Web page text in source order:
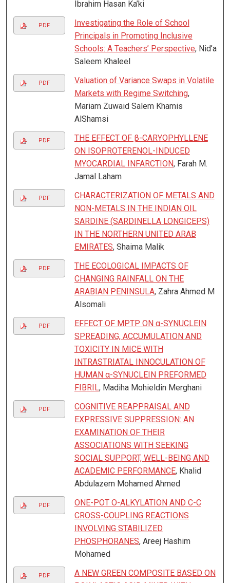
Ibrahim Hasan Ka’ki
PDF
Investigating the Role of School
Principals in Promoting Inclusive
Schools: A Teachers’ Perspective, Nid’a
Saleem Khaleel
PDF
Valuation of Variance Swaps in Volatile
Markets with Regime Switching,
Mariam Zuwaid Salem Khamis
AlShamsi
PDF
THE EFFECT OF β-CARYOPHYLLENE
ON ISOPROTERENOL-INDUCED
MYOCARDIAL INFARCTION, Farah M.
Jamal Laham
PDF
CHARACTERIZATION OF METALS AND
NON-METALS IN THE INDIAN OIL
SARDINE (SARDINELLA LONGICEPS)
IN THE NORTHERN UNITED ARAB
EMIRATES, Shaima Malik
PDF
THE ECOLOGICAL IMPACTS OF
CHANGING RAINFALL ON THE
ARABIAN PENINSULA, Zahra Ahmed M
Alsomali
PDF
EFFECT OF MPTP ON α-SYNUCLEIN
SPREADING, ACCUMULATION AND
TOXICITY IN MICE WITH
INTRASTRIATAL INNOCULATION OF
HUMAN α-SYNUCLEIN PREFORMED
FIBRIL, Madiha Mohieldin Merghani
PDF
COGNITIVE REAPPRAISAL AND
EXPRESSIVE SUPPRESSION: AN
EXAMINATION OF THEIR
ASSOCIATIONS WITH SEEKING
SOCIAL SUPPORT, WELL-BEING AND
ACADEMIC PERFORMANCE, Khalid
Abdulazem Mohamed Ahmed
PDF
ONE-POT O-ALKYLATION AND C-C
CROSS-COUPLING REACTIONS
INVOLVING STABILIZED
PHOSPHORANES, Areej Hashim
Mohamed
PDF
A NEW GREEN COMPOSITE BASED ON